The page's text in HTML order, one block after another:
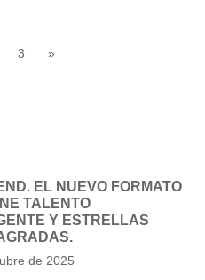
3 »
EL NUEVO FORMATO
TALENTO
Y ESTRELLAS
de 2025